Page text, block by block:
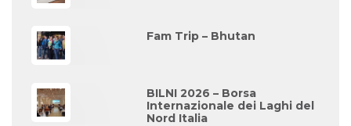
Fam Trip – Bhutan
BILNI 2026 – Borsa
Internazionale dei Laghi del
Nord Italia